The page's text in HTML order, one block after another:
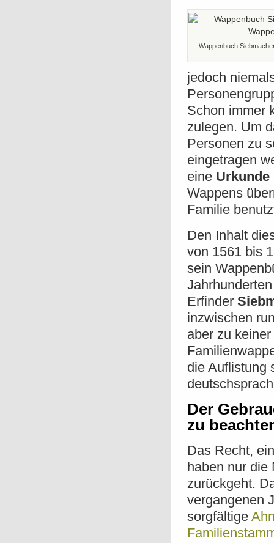
Wappenbuch
jedoch
Schon immer
zulegen. Um
Personen zu
eingetragen
eine Urkunde
Wappens
Familie
Den Inhalt
von 1561 bis
sein
Erfinder
inzwischen
aber zu
die Auflistung
Der
zu
Das Recht,
haben nur die
zurückgeht.
vergangenen
sorgfältige